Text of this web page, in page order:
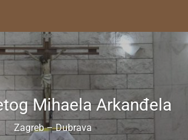
Mihaela Arkanđela
Zagreb – Dubrava